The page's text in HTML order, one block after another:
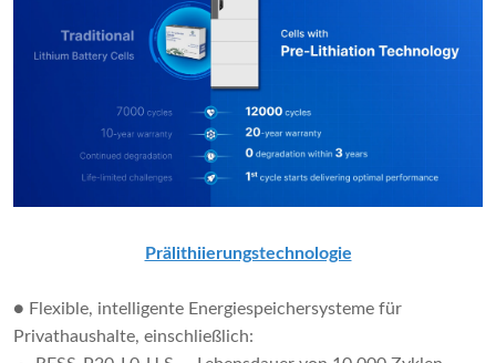
Prälithiierungstechnologie
● Flexible, intelligente Energiespeichersysteme für
Privathaushalte, einschließlich: